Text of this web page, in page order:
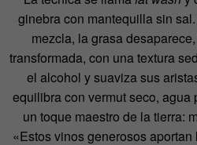
ginebra con mantequilla sin
mezcla, la grasa
transformada, con una textura
el alcohol y suaviza sus
equilibra con vermut seco,
un toque maestro de la tierra:
«Estos vinos generosos